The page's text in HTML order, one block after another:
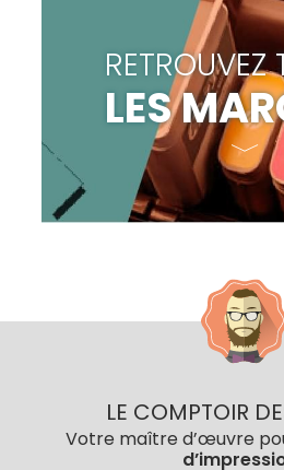
RETROUVEZ
LES
LE COMPTOIR
Votre maître d’œuvre